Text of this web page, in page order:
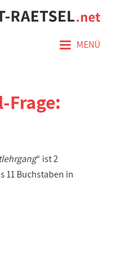
≡ MENÜ
Frage:
“ ist 2
11 Buchstaben in